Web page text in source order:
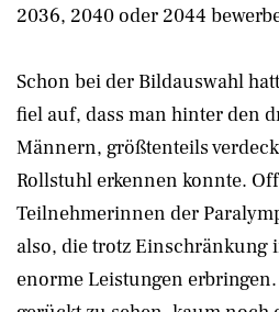
2036, 2040 oder 2044
Schon bei der Bildauswahl
fiel auf, dass man hinter den
Männern, größtenteils
Rollstuhl erkennen konnte.
Teilnehmerinnen der
also, die trotz Einschränkung
enorme Leistungen